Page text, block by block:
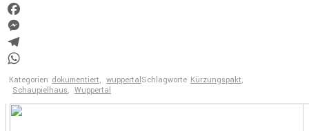
Twitter
Facebook
Messenger
Telegram
WhatsApp
Kategorien dokumentiert, wuppertalSchlagworte Kürzungspakt,
Schaupielhaus, Wuppertal